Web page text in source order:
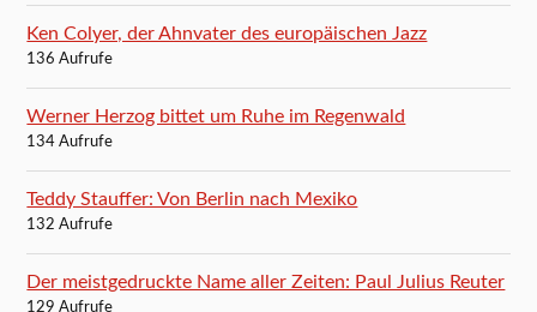
Ken Colyer, der Ahnvater des europäischen Jazz
136 Aufrufe
Werner Herzog bittet um Ruhe im Regenwald
134 Aufrufe
Teddy Stauffer: Von Berlin nach Mexiko
132 Aufrufe
Der meistgedruckte Name aller Zeiten: Paul Julius Reuter
129 Aufrufe